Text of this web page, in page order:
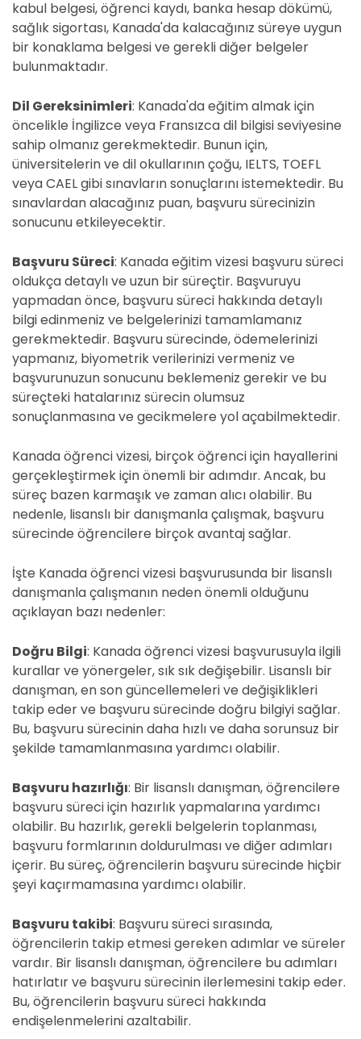
kabul belgesi, öğrenci kaydı, banka hesap dökümü,
sağlık sigortası, Kanada'da kalacağınız süreye uygun
bir konaklama belgesi ve gerekli diğer belgeler
bulunmaktadır.
Dil Gereksinimleri: Kanada'da eğitim almak için
öncelikle İngilizce veya Fransızca dil bilgisi seviyesine
sahip olmanız gerekmektedir. Bunun için,
üniversitelerin ve dil okullarının çoğu, IELTS, TOEFL
veya CAEL gibi sınavların sonuçlarını istemektedir. Bu
sınavlardan alacağınız puan, başvuru sürecinizin
sonucunu etkileyecektir.
Başvuru Süreci: Kanada eğitim vizesi başvuru süreci
oldukça detaylı ve uzun bir süreçtir. Başvuruyu
yapmadan önce, başvuru süreci hakkında detaylı
bilgi edinmeniz ve belgelerinizi tamamlamanız
gerekmektedir. Başvuru sürecinde, ödemelerinizi
yapmanız, biyometrik verilerinizi vermeniz ve
başvurunuzun sonucunu beklemeniz gerekir ve bu
süreçteki hatalarınız sürecin olumsuz
sonuçlanmasına ve gecikmelere yol açabilmektedir.
Kanada öğrenci vizesi, birçok öğrenci için hayallerini
gerçekleştirmek için önemli bir adımdır. Ancak, bu
süreç bazen karmaşık ve zaman alıcı olabilir. Bu
nedenle, lisanslı bir danışmanla çalışmak, başvuru
sürecinde öğrencilere birçok avantaj sağlar.
İşte Kanada öğrenci vizesi başvurusunda bir lisanslı
danışmanla çalışmanın neden önemli olduğunu
açıklayan bazı nedenler:
Doğru Bilgi: Kanada öğrenci vizesi başvurusuyla ilgili
kurallar ve yönergeler, sık sık değişebilir. Lisanslı bir
danışman, en son güncellemeleri ve değişiklikleri
takip eder ve başvuru sürecinde doğru bilgiyi sağlar.
Bu, başvuru sürecinin daha hızlı ve daha sorunsuz bir
şekilde tamamlanmasına yardımcı olabilir.
Başvuru hazırlığı: Bir lisanslı danışman, öğrencilere
başvuru süreci için hazırlık yapmalarına yardımcı
olabilir. Bu hazırlık, gerekli belgelerin toplanması,
başvuru formlarının doldurulması ve diğer adımları
içerir. Bu süreç, öğrencilerin başvuru sürecinde hiçbir
şeyi kaçırmamasına yardımcı olabilir.
Başvuru takibi: Başvuru süreci sırasında,
öğrencilerin takip etmesi gereken adımlar ve süreler
vardır. Bir lisanslı danışman, öğrencilere bu adımları
hatırlatır ve başvuru sürecinin ilerlemesini takip eder.
Bu, öğrencilerin başvuru süreci hakkında
endişelenmelerini azaltabilir.